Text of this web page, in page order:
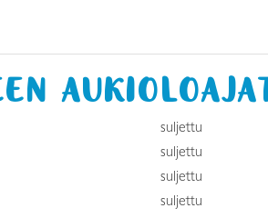
suljettu
suljettu
suljettu
suljettu